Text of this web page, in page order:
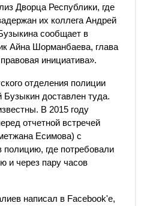
Дворца Республики, где
их коллега Андрей
сообщает в
Айна Шорманбаева, глава
инициатива».
отделения полиции
Бузыкин доставлен туда.
В 2015 году
отчетной встречей
Есимова) с
полицию, где потребовали
и через пару часов
написал в Facebook'е,